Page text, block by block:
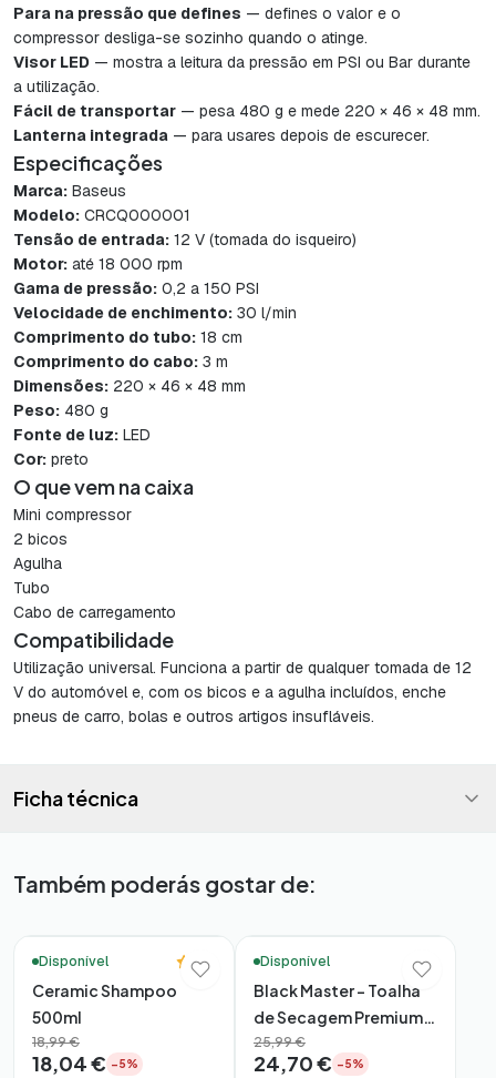
Para na pressão que defines — defines o valor e o
compressor desliga-se sozinho quando o atinge.
Visor LED — mostra a leitura da pressão em PSI ou Bar durante
a utilização.
Fácil de transportar — pesa 480 g e mede 220 × 46 × 48 mm.
Lanterna integrada — para usares depois de escurecer.
Especificações
Marca: Baseus
Modelo: CRCQ000001
Tensão de entrada: 12 V (tomada do isqueiro)
Motor: até 18 000 rpm
Gama de pressão: 0,2 a 150 PSI
Velocidade de enchimento: 30 l/min
Comprimento do tubo: 18 cm
Comprimento do cabo: 3 m
Dimensões: 220 × 46 × 48 mm
Peso: 480 g
Fonte de luz: LED
Cor: preto
O que vem na caixa
Mini compressor
2 bicos
Agulha
Tubo
Cabo de carregamento
Compatibilidade
Utilização universal. Funciona a partir de qualquer tomada de 12
V do automóvel e, com os bicos e a agulha incluídos, enche
pneus de carro, bolas e outros artigos insufláveis.
Ficha técnica
Também poderás gostar de:
Disponível
5.0
Ceramic Shampoo
500ml
18,99 €
18,04 € −5%
Disponível
Black Master – Toalha
de Secagem Premium
60×90 (1600gsm)
25,99 €
24,70 € −5%